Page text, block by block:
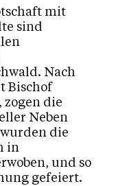
mit
sind
Nach
Bischof
zogen die
Neben
die
in
und so
gefeiert.